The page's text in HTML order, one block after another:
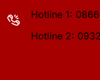
Hotline 1:
Hotline 2: